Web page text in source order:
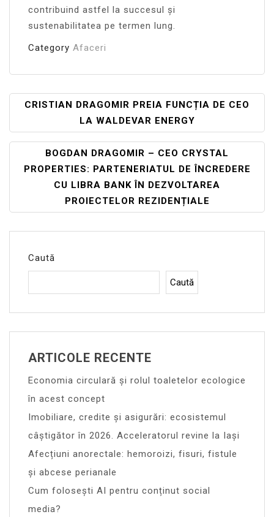
contribuind astfel la succesul și
sustenabilitatea pe termen lung.
Category Afaceri
Navigare
În
Articole
CRISTIAN DRAGOMIR PREIA FUNCȚIA DE CEO
LA WALDEVAR ENERGY
BOGDAN DRAGOMIR – CEO CRYSTAL
PROPERTIES: PARTENERIATUL DE ÎNCREDERE
CU LIBRA BANK ÎN DEZVOLTAREA
PROIECTELOR REZIDENȚIALE
Caută
Caută
ARTICOLE RECENTE
Economia circulară și rolul toaletelor ecologice
în acest concept
Imobiliare, credite și asigurări: ecosistemul
câștigător în 2026. Acceleratorul revine la Iași
Afecțiuni anorectale: hemoroizi, fisuri, fistule
și abcese perianale
Cum folosești AI pentru conținut social
media?